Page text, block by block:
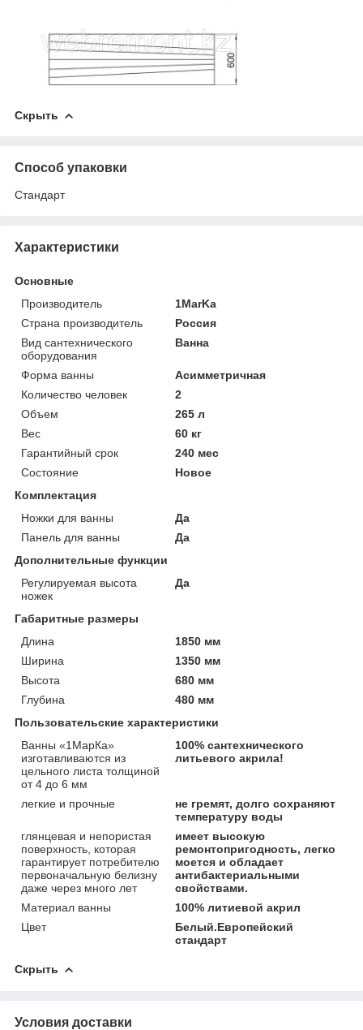
Скрыть
Способ упаковки
Стандарт
Характеристики
Основные
Производитель
1MarKa
Страна производитель
Россия
Вид сантехнического
оборудования
Ванна
Форма ванны
Асимметричная
Количество человек
2
Объем
265 л
Вес
60 кг
Гарантийный срок
240 мес
Состояние
Новое
Комплектация
Ножки для ванны
Да
Панель для ванны
Да
Дополнительные функции
Регулируемая высота
ножек
Да
Габаритные размеры
Длина
1850 мм
Ширина
1350 мм
Высота
680 мм
Глубина
480 мм
Пользовательские характеристики
Ванны «1МарКа»
изготавливаются из
цельного листа толщиной
от 4 до 6 мм
100% сантехнического
литьевого акрила!
легкие и прочные
не гремят, долго сохраняют
температуру воды
глянцевая и непористая
поверхность, которая
гарантирует потребителю
первоначальную белизну
даже через много лет
имеет высокую
ремонтопригодность, легко
моется и обладает
антибактериальными
свойствами.
Материал ванны
100% литиевой акрил
Цвет
Белый.Европейский
стандарт
Скрыть
Условия доставки